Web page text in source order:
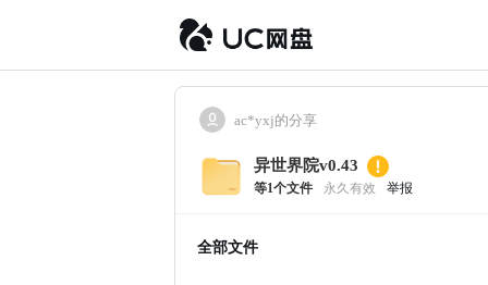
ac*yxj的分享
异世界院v0.43
等1个文件 永久有效 举报
全部文件